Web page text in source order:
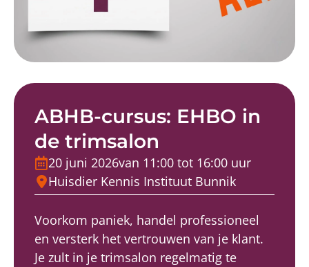
ABHB-cursus: EHBO in
de trimsalon
20 juni 2026van 11:00 tot 16:00 uur
Huisdier Kennis Instituut Bunnik
Voorkom paniek, handel professioneel
en versterk het vertrouwen van je klant.
Je zult in je trimsalon regelmatig te